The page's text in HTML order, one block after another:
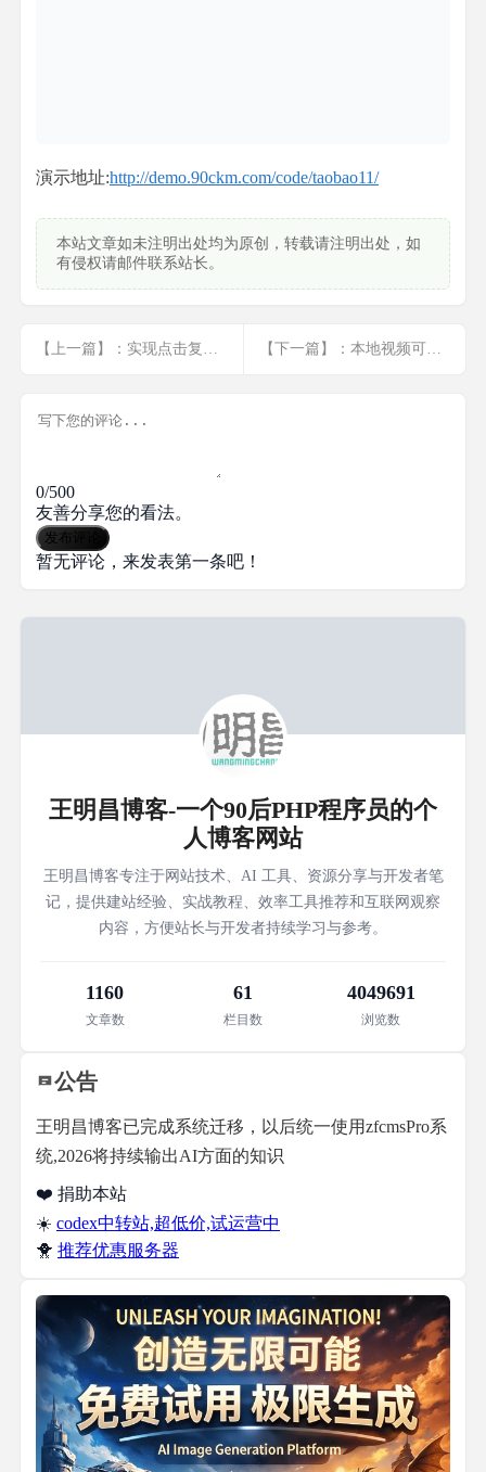
演示地址:http://demo.90ckm.com/code/taobao11/
本站文章如未注明出处均为原创，转载请注明出处，如
有侵权请邮件联系站长。
【上一篇】：实现点击复制到粘贴板功能 【下一篇】：本地视频可播放,上传到服务器后不能播放的原因
0/500
友善分享您的看法。
发布评论
暂无评论，来发表第一条吧！
王明昌博客-一个90后PHP程序员的个
人博客网站
王明昌博客专注于网站技术、AI 工具、资源分享与开发者笔
记，提供建站经验、实战教程、效率工具推荐和互联网观察
内容，方便站长与开发者持续学习与参考。
1160
文章数
61
栏目数
4049691
浏览数
公告
王明昌博客已完成系统迁移，以后统一使用zfcmsPro系
统,2026将持续输出AI方面的知识
❤️ 捐助本站
☀️ codex中转站,超低价,试运营中
🐥 推荐优惠服务器